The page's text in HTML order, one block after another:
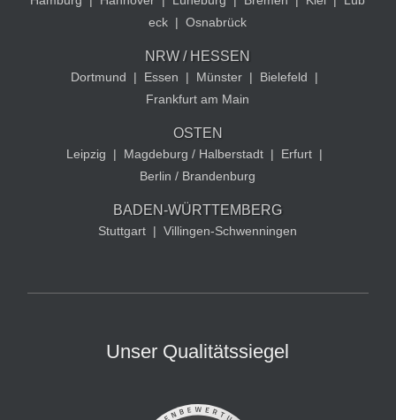
eck | Osnabrück
NRW / HESSEN
Dortmund | Essen | Münster | Bielefeld
|
Frankfurt am Main
OSTEN
Leipzig | Magdeburg / Halberstadt | Erfurt |
Berlin / Brandenburg
BADEN-WÜRTTEMBERG
Stuttgart | Villingen-Schwenningen
Unser Qualitätssiegel